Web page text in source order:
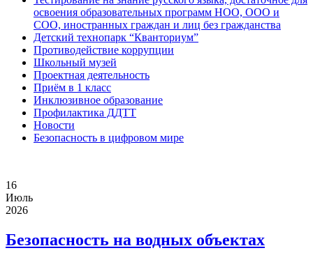
освоения образовательных программ НОО, ООО и
СОО, иностранных граждан и лиц без гражданства
Детский технопарк “Кванториум”
Противодействие коррупции
Школьный музей
Проектная деятельность
Приём в 1 класс
Инклюзивное образование
Профилактика ДДТТ
Новости
Безопасность в цифровом мире
16
Июль
2026
Безопасность на водных объектах